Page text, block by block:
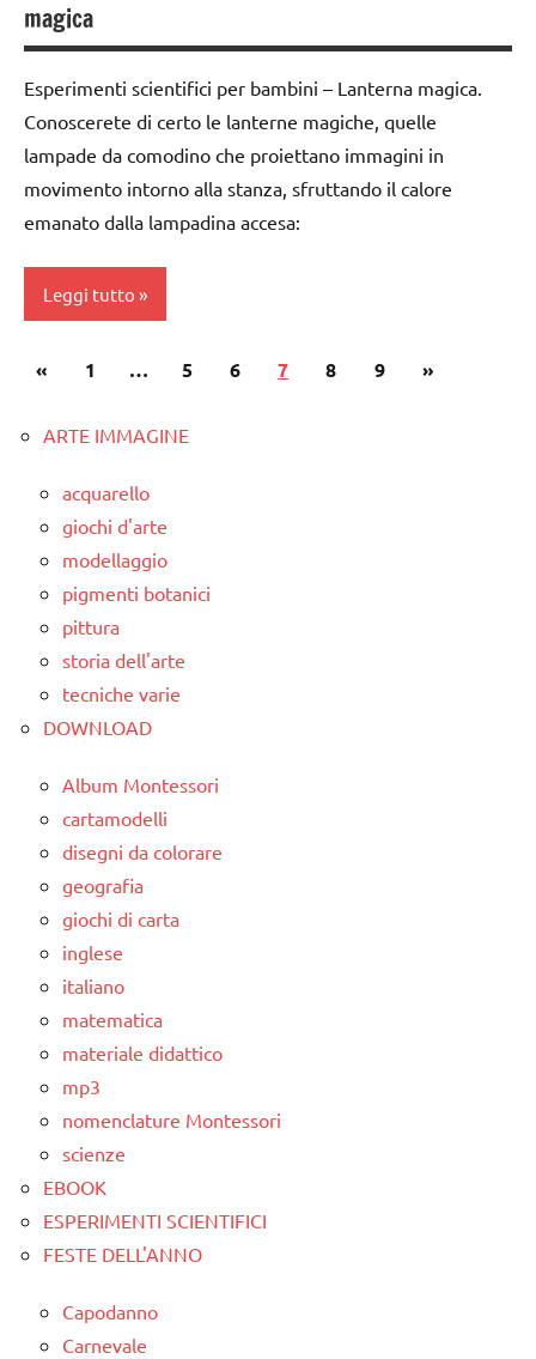
TUTTI GLI
ARTICOLI
ARGOMENTI
PER ETA'
TUTTI GLI
ARTICOLI
tempo
atmosferico
dettati
ortografici
LINGUAGGIO
ARGOMENTI
PER ETA'
TUTTI GLI
3a
4a
5a
ESPERIMENTI
SCIENZE
ARGOMENTI
TUTTI GLI
magica
Esperimenti scientifici per bambini – Lanterna magica.
Conoscerete di certo le lanterne magiche, quelle
lampade da comodino che proiettano immagini in
movimento intorno alla stanza, sfruttando il calore
emanato dalla lampadina accesa:
Leggi tutto
classe
classe
ESPERIMENTI
SCIENTIFICI
SCIENZE
TUTORIAL
ARGOMENTI
PER ETA'
TUTTI GLI
ARTICOLI
varie -
manualità
Paginazione
articoli
«Articolo
1 … 5 6 7 8 9
Articolo
»
ARTE IMMAGINE
acquarello
giochi d'arte
modellaggio
pigmenti botanici
pittura
storia dell'arte
tecniche varie
DOWNLOAD
Album Montessori
cartamodelli
disegni da colorare
geografia
giochi di carta
inglese
italiano
matematica
materiale didattico
mp3
nomenclature Montessori
scienze
EBOOK
ESPERIMENTI SCIENTIFICI
FESTE DELL'ANNO
Capodanno
Carnevale